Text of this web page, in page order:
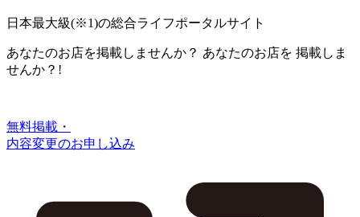
日本最大級(※1)の総合ライフポータルサイト
あなたのお店を掲載しませんか？ あなたのお店を 掲載しま
せんか？!
無料掲載・
内容変更のお申し込み